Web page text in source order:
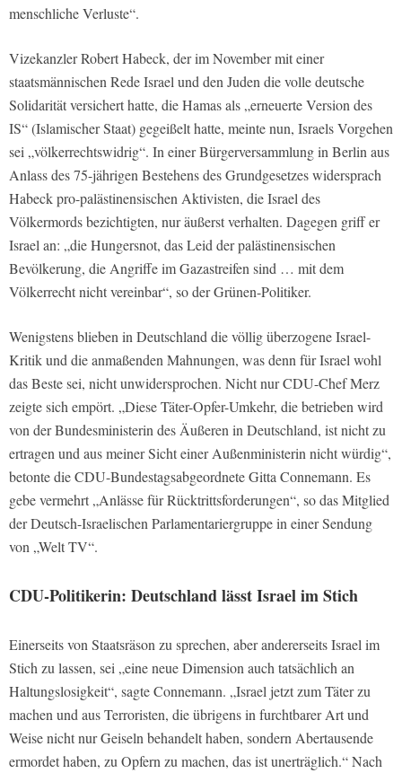
menschliche Verluste“.
Vizekanzler Robert Habeck, der im November mit einer
staatsmännischen Rede Israel und den Juden die volle deutsche
Solidarität versichert hatte, die Hamas als „erneuerte Version des
IS“ (Islamischer Staat) gegeißelt hatte, meinte nun, Israels Vorgehen
sei „völkerrechtswidrig“. In einer Bürgerversammlung in Berlin aus
Anlass des 75-jährigen Bestehens des Grundgesetzes widersprach
Habeck pro-palästinensischen Aktivisten, die Israel des
Völkermords bezichtigten, nur äußerst verhalten. Dagegen griff er
Israel an: „die Hungersnot, das Leid der palästinensischen
Bevölkerung, die Angriffe im Gazastreifen sind … mit dem
Völkerrecht nicht vereinbar“, so der Grünen-Politiker.
Wenigstens blieben in Deutschland die völlig überzogene Israel-
Kritik und die anmaßenden Mahnungen, was denn für Israel wohl
das Beste sei, nicht unwidersprochen. Nicht nur CDU-Chef Merz
zeigte sich empört. „Diese Täter-Opfer-Umkehr, die betrieben wird
von der Bundesministerin des Äußeren in Deutschland, ist nicht zu
ertragen und aus meiner Sicht einer Außenministerin nicht würdig“,
betonte die CDU-Bundestagsabgeordnete Gitta Connemann. Es
gebe vermehrt „Anlässe für Rücktrittsforderungen“, so das Mitglied
der Deutsch-Israelischen Parlamentariergruppe in einer Sendung
von „Welt TV“.
CDU-Politikerin: Deutschland lässt Israel im Stich
Einerseits von Staatsräson zu sprechen, aber andererseits Israel im
Stich zu lassen, sei „eine neue Dimension auch tatsächlich an
Haltungslosigkeit“, sagte Connemann. „Israel jetzt zum Täter zu
machen und aus Terroristen, die übrigens in furchtbarer Art und
Weise nicht nur Geiseln behandelt haben, sondern Abertausende
ermordet haben, zu Opfern zu machen, das ist unerträglich.“ Nach